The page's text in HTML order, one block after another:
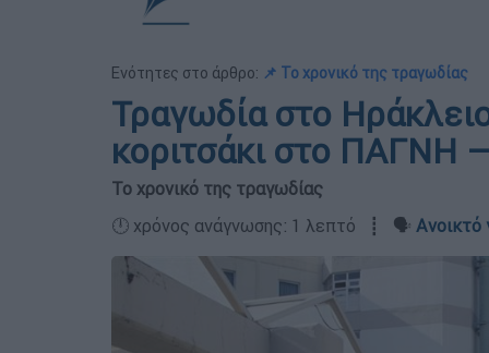
Ενότητες στο άρθρο: 📌 Το χρονικό της τραγωδίας
Τραγωδία στο
κοριτσάκι στο ΠΑΓΝΗ
Το χρονικό της τραγωδίας
🕛 χρόνος ανάγνωσης: 1 λεπτό ┋ 🗣️ Ανοικτό